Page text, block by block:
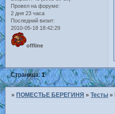
Провел на форуме:
2 дня 23 часа
Последний визит:
2010-05-18 18:42:29
offline
Страница:1
» ПОМЕСТЬЕ БЕРЕГИНЯ »Тесты »